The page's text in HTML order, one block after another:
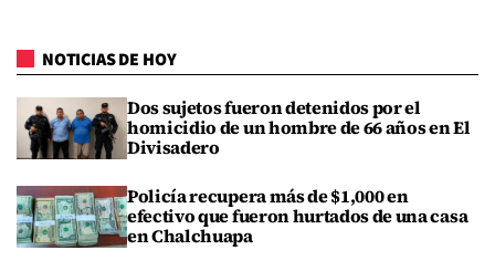
NOTICIAS DE HOY
Dos sujetos fueron detenidos por el
homicidio de un hombre de 66 años en El
Divisadero
Policía recupera más de $1,000 en
efectivo que fueron hurtados de una casa
en Chalchuapa